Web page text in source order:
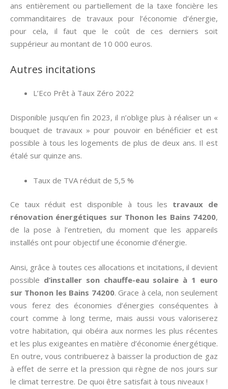
ans entièrement ou partiellement de la taxe foncière les
commanditaires de travaux pour l’économie d’énergie,
pour cela, il faut que le coût de ces derniers soit
suppérieur au montant de 10 000 euros.
Autres incitations
L’Eco Prêt à Taux Zéro 2022
Disponible jusqu’en fin 2023, il n’oblige plus à réaliser un «
bouquet de travaux » pour pouvoir en bénéficier et est
possible à tous les logements de plus de deux ans. Il est
étalé sur quinze ans.
Taux de TVA réduit de 5,5 %
Ce taux réduit est disponible à tous les travaux de
rénovation énergétiques sur Thonon les Bains 74200,
de la pose à l’entretien, du moment que les appareils
installés ont pour objectif une économie d’énergie.
Ainsi, grâce à toutes ces allocations et incitations, il devient
possible d’installer son chauffe-eau solaire à 1 euro
sur Thonon les Bains 74200. Grace à cela, non seulement
vous ferez des économies d’énergies conséquentes à
court comme à long terme, mais aussi vous valoriserez
votre habitation, qui obéira aux normes les plus récentes
et les plus exigeantes en matière d’économie énergétique.
En outre, vous contribuerez à baisser la production de gaz
à effet de serre et la pression qui règne de nos jours sur
le climat terrestre. De quoi être satisfait à tous niveaux !